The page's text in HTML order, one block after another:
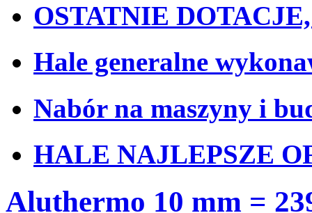
OSTATNIE
Hale generalne
Nabór na maszyny i
HALE NAJLEPSZE
Aluthermo 10 mm =